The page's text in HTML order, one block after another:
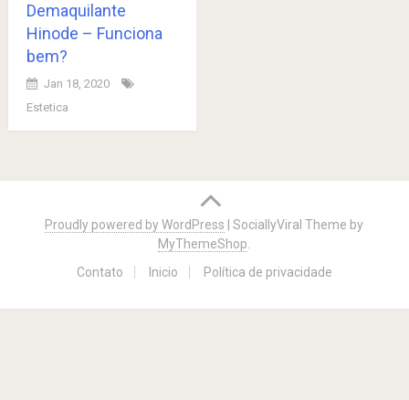
Demaquilante
Hinode – Funciona
bem?
Jan 18, 2020
Estetica
navigation
Proudly powered by WordPress |SociallyViral Theme by
MyThemeShop.
Contato
Inicio Política de privacidade